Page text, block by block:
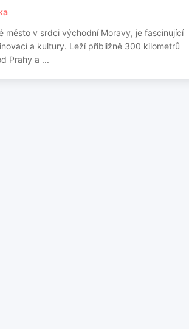
město v srdci východní Moravy, je fascinující
a kultury. Leží přibližně 300 kilometrů
Prahy a ...